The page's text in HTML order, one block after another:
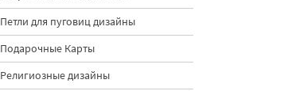
Петли для пуговиц дизайны
Подарочные Карты
Религиозные дизайны